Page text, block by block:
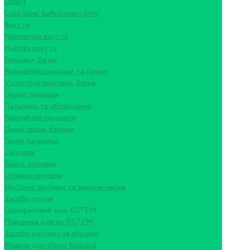
Cold Steel бейсбольні біти
Взуття
Naturehike взуття
Humtto взуття
Рюкзаки, багаж
Naturehike рюкзаки та сумки
Victorinox рюкзаки, багаж
Deuter рюкзаки
Пальники та обладнання
Naturehike пальники
Quest газові балони
Газові пальники
Окуляри
Select окуляри
Umarex окуляри
WoSport окуляри та захисні маски
Засоби гігієни
Одноразовий душ ESTEM
Присипка для ніг ESTEM
Засоби догляду за зброєю
Вішери для зброї Ballistol